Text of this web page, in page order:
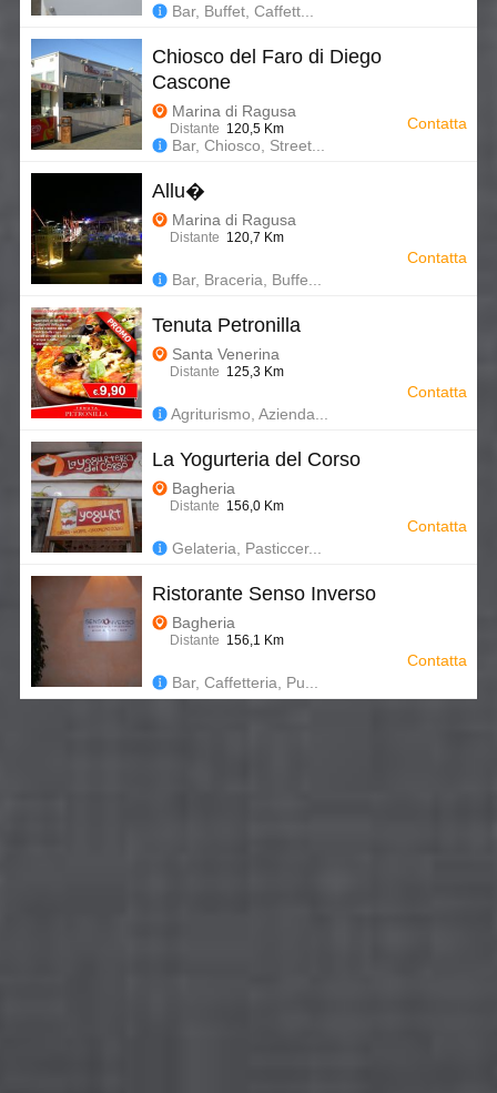
Bar, Buffet, Caffett...
Chiosco del Faro di Diego
Cascone
Marina di Ragusa
Distante 120,5 Km
Bar, Chiosco, Street...
Contatta
Allu�
Marina di Ragusa
Distante 120,7 Km
Bar, Braceria, Buffe...
Contatta
Tenuta Petronilla
Santa Venerina
Distante 125,3 Km
Agriturismo, Azienda...
Contatta
La Yogurteria del Corso
Bagheria
Distante 156,0 Km
Gelateria, Pasticcer...
Contatta
Ristorante Senso Inverso
Bagheria
Distante 156,1 Km
Bar, Caffetteria, Pu...
Contatta